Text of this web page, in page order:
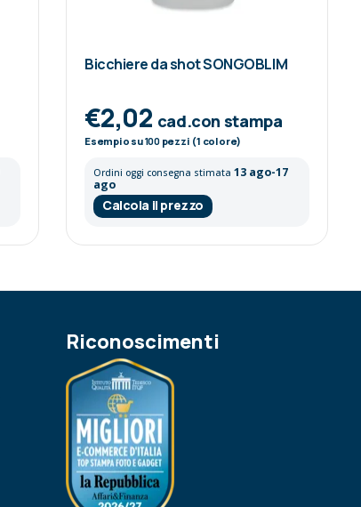
Bicchiere da shot SONGOBLIM
€2,02 cad.con stampa
Esempio su100pezzi (1 colore)
Ordini oggi consegna stimata 13 ago-17
ago
Calcola il prezzo
Riconoscimenti